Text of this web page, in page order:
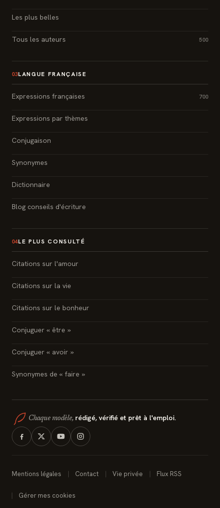
Les plus belles
Tous les auteurs 500
03LANGUE FRANÇAISE
Expressions françaises 700
Expressions par thèmes
Conjugaison
Synonymes
Dictionnaire
Blog conseils d'écriture
04LE PLUS CONSULTÉ
Citations sur l'amour
Citations sur la vie
Citations sur le bonheur
Conjuguer « être »
Conjuguer « avoir »
Synonymes de « faire »
Chaque modèle, rédigé, vérifié et prêt à l'emploi.
Mentions légales Contact Vie privée Flux RSS
Gérer mes cookies